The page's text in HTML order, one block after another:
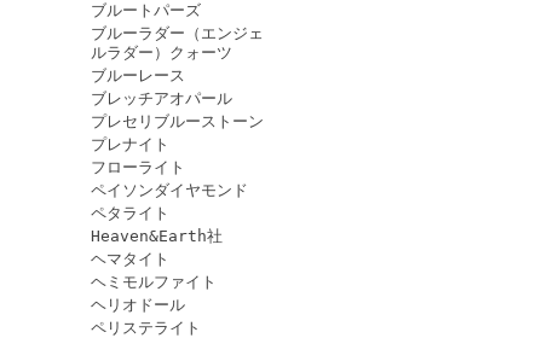
ブルートパーズ
ブルーラダー（エンジェ
ルラダー）クォーツ
ブルーレース
ブレッチアオパール
プレセリブルーストーン
プレナイト
フローライト
ペイソンダイヤモンド
ペタライト
Heaven&Earth社
ヘマタイト
ヘミモルファイト
ヘリオドール
ペリステライト